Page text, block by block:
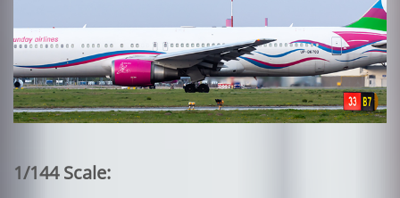
1/144 Scale: